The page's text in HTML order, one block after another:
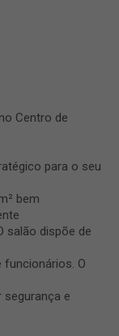
Centro de
para o seu
bem
salão dispõe de
O
e